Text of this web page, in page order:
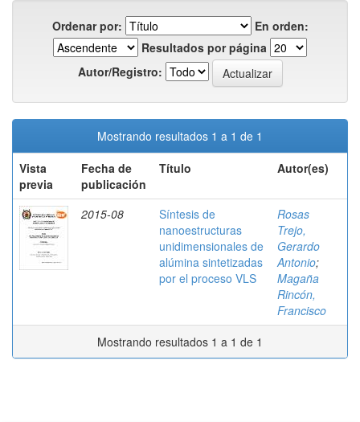
Ordenar por:
En orden:
Resultados por página
Autor/Registro:
Mostrando resultados 1 a 1 de 1
Vista
previa
Fecha de
publicación
Título Autor(es)
2015-08
Síntesis de
nanoestructuras
unidimensionales de
alúmina sintetizadas
por el proceso VLS
Rosas
Trejo,
Gerardo
Antonio;
Magaña
Rincón,
Francisco
Mostrando resultados 1 a 1 de 1